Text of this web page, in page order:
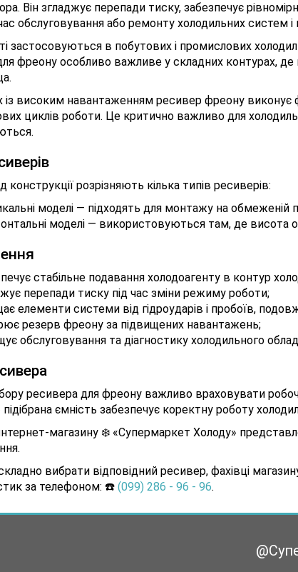
Він згладжує перепади тиску, забезпечує
обслуговування або ремонту холодильних систем і
застосовуються в побутових і промислових
фреону особливо важливе у складних контурах, де
із високим навантаженням ресивер фреону
циклів роботи. Це критично важливо для
конструкції розрізняють кілька типів ресиверів:
моделі — підходять для монтажу на обмеженій
моделі — використовуються там, де висота
стабільне подавання холодоагенту в контур
перепади тиску під час зміни режиму роботи;
елементи системи від гідроударів і пробоїв,
резерв фреону за підвищених навантажень;
обслуговування та діагностику холодильного
ресивера для фреону важливо враховувати
ємність забезпечує коректну роботу
магазину ❄️ «Супермаркет Холоду»
вибрати відповідний ресивер, фахівці
за телефоном: ☎️ (099) 286 - 96 - 96.